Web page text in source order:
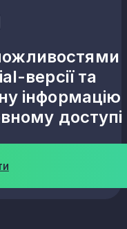
версії та
інформацію
доступі